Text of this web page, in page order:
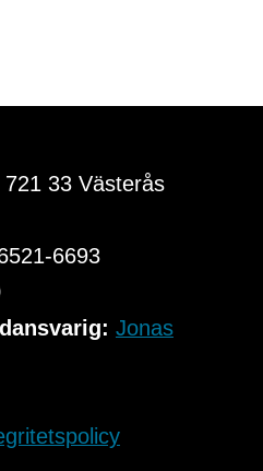
721 33Västerås
6693
Jonas